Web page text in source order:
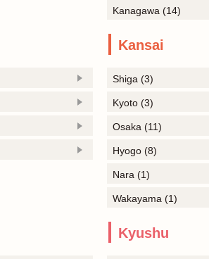
Kanagawa (14)
Kansai
Shiga (3)
Kyoto (3)
Osaka (11)
Hyogo (8)
Nara (1)
Wakayama (1)
Kyushu